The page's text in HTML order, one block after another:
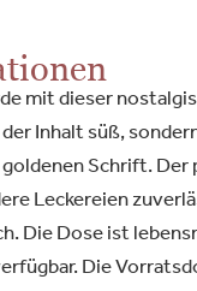
mit dieser
Inhalt süß,
Schrift. Der
Leckereien
Die Dose ist
Die